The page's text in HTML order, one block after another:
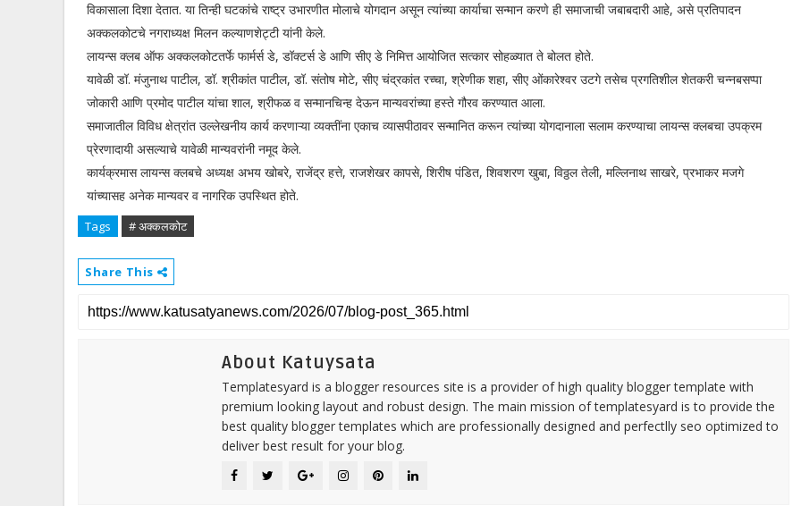
विकासाला दिशा देतात. या तिन्ही घटकांचे राष्ट्र उभारणीत मोलाचे योगदान असून त्यांच्या कार्याचा सन्मान करणे ही समाजाची जबाबदारी आहे, असे प्रतिपादन
अक्कलकोटचे नगराध्यक्ष मिलन कल्याणशेट्टी यांनी केले.
लायन्स क्लब ऑफ अक्कलकोटतर्फे फार्मर्स डे, डॉक्टर्स डे आणि सीए डे निमित्त आयोजित सत्कार सोहळ्यात ते बोलत होते.
यावेळी डॉ. मंजुनाथ पाटील, डॉ. श्रीकांत पाटील, डॉ. संतोष मोटे, सीए चंद्रकांत रच्चा, श्रेणीक शहा, सीए ओंकारेश्वर उटगे तसेच प्रगतिशील शेतकरी चन्नबसप्पा
जोकारी आणि प्रमोद पाटील यांचा शाल, श्रीफळ व सन्मानचिन्ह देऊन मान्यवरांच्या हस्ते गौरव करण्यात आला.
समाजातील विविध क्षेत्रांत उल्लेखनीय कार्य करणाऱ्या व्यक्तींना एकाच व्यासपीठावर सन्मानित करून त्यांच्या योगदानाला सलाम करण्याचा लायन्स क्लबचा उपक्रम
प्रेरणादायी असल्याचे यावेळी मान्यवरांनी नमूद केले.
कार्यक्रमास लायन्स क्लबचे अध्यक्ष अभय खोबरे, राजेंद्र हत्ते, राजशेखर कापसे, शिरीष पंडित, शिवशरण खुबा, विठ्ठल तेली, मल्लिनाथ साखरे, प्रभाकर मजगे
यांच्यासह अनेक मान्यवर व नागरिक उपस्थित होते.
Tags # अक्कलकोट
Share This
About Katuysata
Templatesyard is a blogger resources site is a provider of high quality blogger template with
premium looking layout and robust design. The main mission of templatesyard is to provide the
best quality blogger templates which are professionally designed and perfectlly seo optimized to
deliver best result for your blog.